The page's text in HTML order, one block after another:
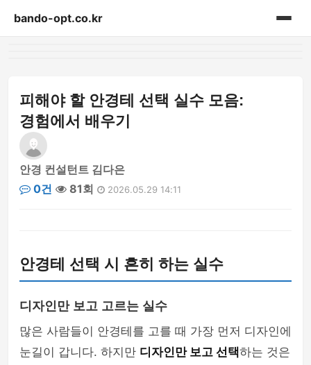
bando-opt.co.kr
피해야 할 안경테 선택 실수 모음:
경험에서 배우기
안경 컨설턴트 김다은
0건
81회 2026.05.29 14:11
안경테 선택 시 흔히 하는 실수
디자인만 보고 고르는 실수
많은 사람들이 안경테를 고를 때 가장 먼저 디자인에
눈길이 갑니다. 하지만 디자인만 보고 선택하는 것은